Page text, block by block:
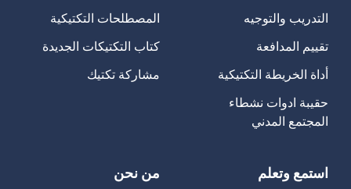
التدريب والتوجيه
تقييم المدافعة
أداة الخريطة التكتيكية
حقيبة ادوات نشطاء
المجتمع المدني
المصطلحات التكتيكية
كتاب التكتيكات الجديدة
مشاركة تكتيك
استمع وتعلم من نحن